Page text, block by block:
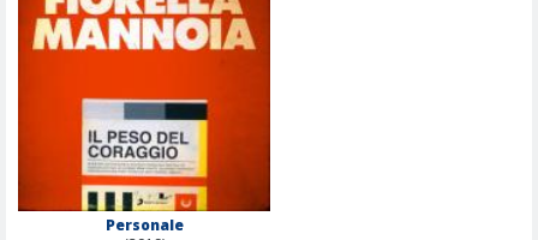
Personale